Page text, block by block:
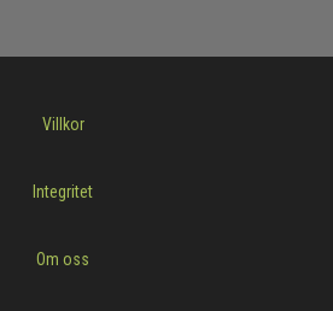
Villkor
Integritet
Om oss